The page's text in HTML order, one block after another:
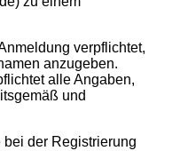
verpflichtet,
anzugeben.
alle Angaben,
und
der Registrierung